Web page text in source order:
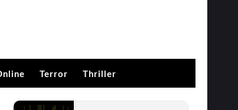
Terror Thriller